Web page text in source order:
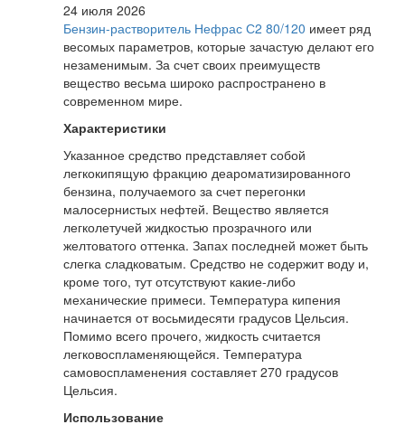
24 июля 2026
Бензин-растворитель Нефрас С2 80/120 имеет ряд
весомых параметров, которые зачастую делают его
незаменимым. За счет своих преимуществ
вещество весьма широко распространено в
современном мире.
Характеристики
Указанное средство представляет собой
легкокипящую фракцию деароматизированного
бензина, получаемого за счет перегонки
малосернистых нефтей. Вещество является
легколетучей жидкостью прозрачного или
желтоватого оттенка. Запах последней может быть
слегка сладковатым. Средство не содержит воду и,
кроме того, тут отсутствуют какие-либо
механические примеси. Температура кипения
начинается от восьмидесяти градусов Цельсия.
Помимо всего прочего, жидкость считается
легковоспламеняющейся. Температура
самовоспламенения составляет 270 градусов
Цельсия.
Использование